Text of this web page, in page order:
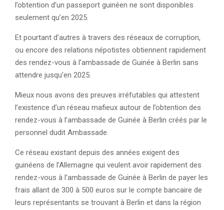
l’obtention d’un passeport guinéen ne sont disponibles
seulement qu’en 2025.
Et pourtant d’autres à travers des réseaux de corruption,
ou encore des relations népotistes obtiennent rapidement
des rendez-vous à l’ambassade de Guinée à Berlin sans
attendre jusqu’en 2025.
Mieux nous avons des preuves irréfutables qui attestent
l’existence d’un réseau mafieux autour de l’obtention des
rendez-vous à l’ambassade de Guinée à Berlin créés par le
personnel dudit Ambassade.
Ce réseau existant depuis des années exigent des
guinéens de l’Allemagne qui veulent avoir rapidement des
rendez-vous à l’ambassade de Guinée à Berlin de payer les
frais allant de 300 à 500 euros sur le compte bancaire de
leurs représentants se trouvant à Berlin et dans la région